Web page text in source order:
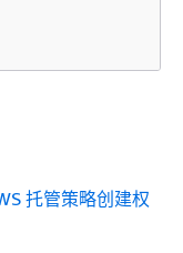
托管策略创建权